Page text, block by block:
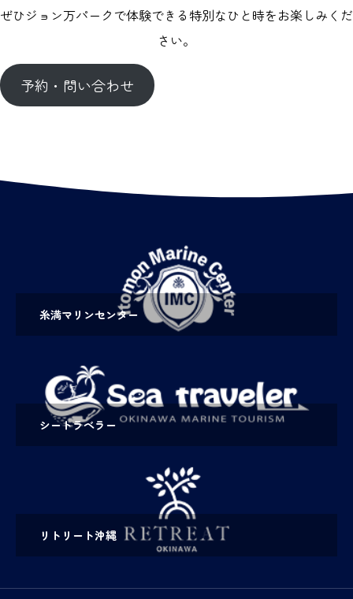
ぜひジョン万パークで体験できる特別なひと時をお楽しみくだ
さい。
予約・問い合わせ
糸満マリンセンター
シートラベラー
リトリート沖縄